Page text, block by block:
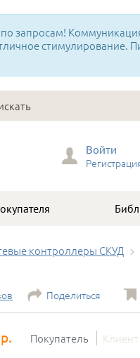
запросам!
стимулирование.
Войти
контроллеры СКУД
Поделиться
Покупатель Клиент